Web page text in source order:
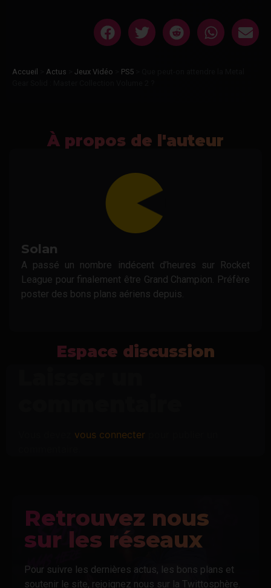
Accueil Actus Jeux Vidéo PS5
À propos de l'auteur
Solan
A passé un nombre indécent d’heures sur Rocket
League pour finalement être Grand Champion. Préfère
poster des bons plans aériens depuis.
Espace discussion
vous connecter
Retrouvez nous
sur les réseaux
Pour suivre les dernières actus, les bons plans et
soutenir le site, rejoignez nous sur la Twittosphère.